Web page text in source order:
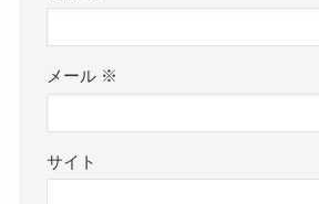
メール ※
サイト